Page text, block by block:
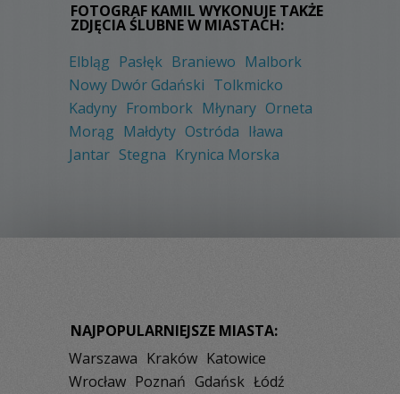
FOTOGRAF KAMIL WYKONUJE TAKŻE
ZDJĘCIA ŚLUBNE W MIASTACH:
Elbląg Pasłęk Braniewo Malbork
Nowy Dwór Gdański Tolkmicko
Kadyny Frombork Młynary Orneta
Morąg Małdyty Ostróda Iława
Jantar Stegna Krynica Morska
NAJPOPULARNIEJSZE MIASTA:
Warszawa Kraków Katowice
Wrocław Poznań Gdańsk Łódź